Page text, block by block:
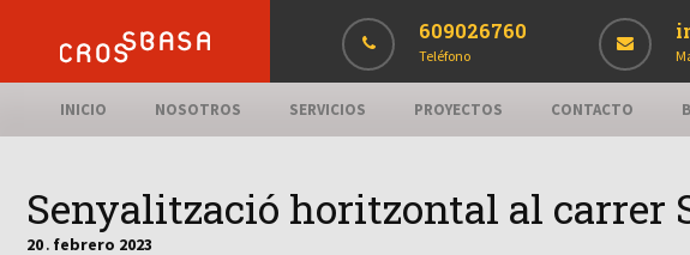
609026760
Teléfono
INICIO NOSOTROS SERVICIOS PROYECTOS CONTACTO
Senyalització horitzontal al carrer
20 . febrero 2023